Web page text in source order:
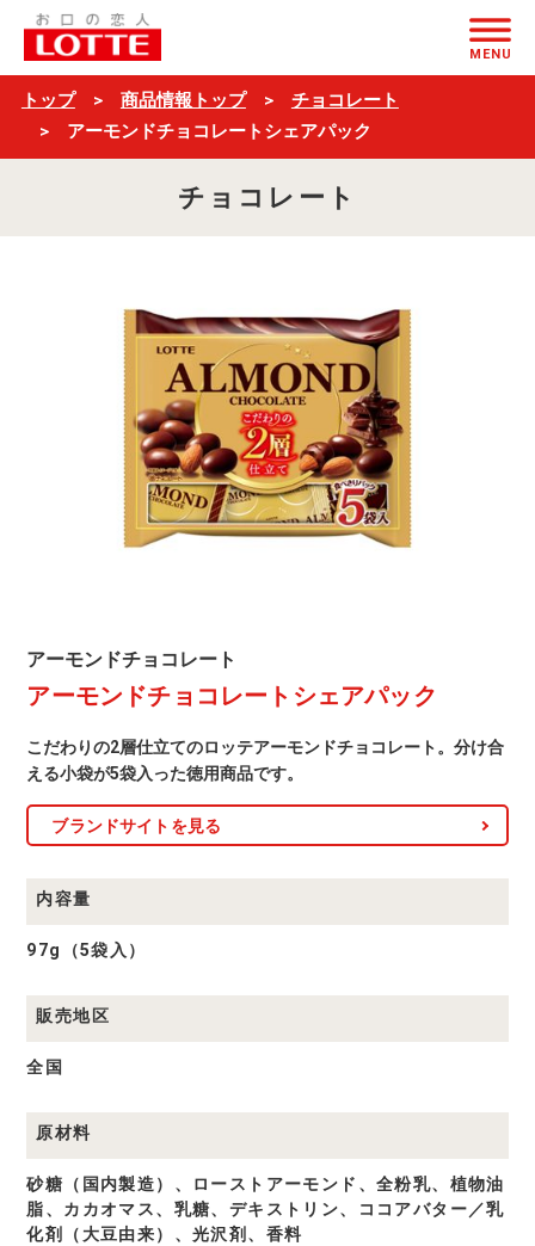
ア
ー
モ
ド
ョ
MENU
トップ 商品情報トップ
チョコレート
アーモンドチョコレートシェアパック
チョコレート
ア
モ
チ
ョ
レ
ト
品
一
覧
アーモンドチョコレート
アーモンドチョコレートシェアパック
こだわりの2層仕立てのロッテアーモンドチョコレート。分け合
える小袋が5袋入った徳用商品です。
ブランドサイトを見る
内容量
97g（5袋入）
販売地区
全国
原材料
砂糖（国内製造）、ローストアーモンド、全粉乳、植物油
脂、カカオマス、乳糖、デキストリン、ココアバター／乳
化剤（大豆由来）、光沢剤、香料